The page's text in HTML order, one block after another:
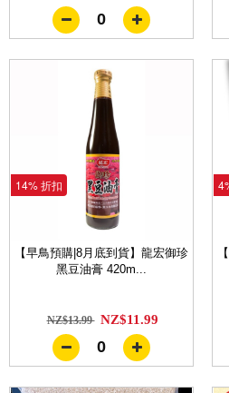
0
14% 折扣
【早鳥預購|8月底到貨】龍宏御珍
黑豆油膏 420m...
NZ$13.99 NZ$11.99
0